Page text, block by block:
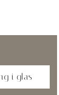
i glas